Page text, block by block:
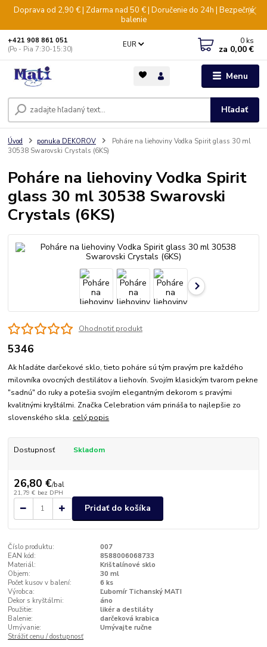
Doprava od 2,90 € | Zdarma nad 50 € | Doručenie do 24h | Bezpečné
balenie
Menu
EUR
Hľadať
+421 908 861 051
(Po - Pia 7:30-15:30)
0 ks
za 0,00 €
Úvod ponuka DEKOROV
Poháre na liehoviny Vodka Spirit glass 30 ml
30538 Swarovski Crystals (6KS)
Poháre na liehoviny Vodka Spirit
glass 30 ml 30538 Swarovski
Crystals (6KS)
Ohodnotiť produkt
5346
Ak hľadáte darčekové sklo, tieto poháre sú tým pravým pre každého
milovníka ovocných destilátov a liehovín. Svojím klasickým tvarom pekne
"sadnú" do ruky a potešia svojím elegantným dekorom s pravými
kvalitnými kryštálmi. Značka Celebration vám prináša to najlepšie zo
slovenského skla. celý popis
Dostupnosť Skladom
26,80 €/bal
21,79 € bez DPH
Pridať do košíka
Číslo produktu:
007
EAN kód:
8588006068733
Materiál:
Krištalínové sklo
Objem:
30 ml
Počet kusov v balení:
6 ks
Výrobca:
Ľubomír Tichanský MATI
Dekor s kryštálmi:
áno
Použitie:
likér a destiláty
Balenie:
darčeková krabica
Umývanie:
Umývajte ručne
Strážiť cenu / dostupnosť